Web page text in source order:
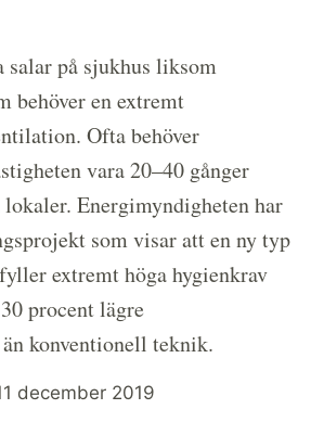
på sjukhus liksom
behöver en extremt
Ofta behöver
vara 20–40 gånger
Energimyndigheten har
som visar att en ny typ
extremt höga hygienkrav
procent lägre
konventionell teknik.
december 2019